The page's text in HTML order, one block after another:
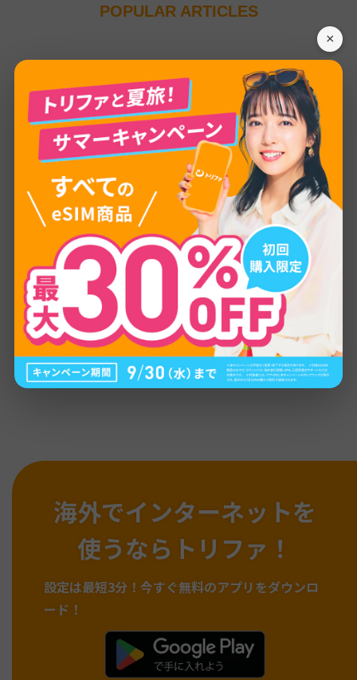
POPULAR ARTICLES
01 海外インターネット
海外eSIMとは？おすすめの
選び方・料金・設定方法を初
心者向けに徹底解説
2024.01.07
0 海外インターネット
海外で日本のスマホ・携帯を
使う6つの方法とは？
2024.02.06
03 海外旅行の持ち物
韓国旅行の持ち物リスト！女
子旅や推し活向け・注意点ま
で徹底解説
2024.02.07
海外でインターネットを
使うならトリファ！
設定は最短3分！ 今すぐ無料のアプリをダウンロ
ード！
×